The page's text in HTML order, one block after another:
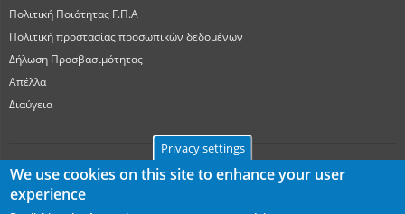
Πολιτική Ποιότητας Γ.Π.Α
Πολιτική προστασίας προσωπικών δεδομένων
Δήλωση Προσβασιμότητας
Απέλλα
Διαύγεια
Privacy settings
We use cookies on this site to enhance your user
experience